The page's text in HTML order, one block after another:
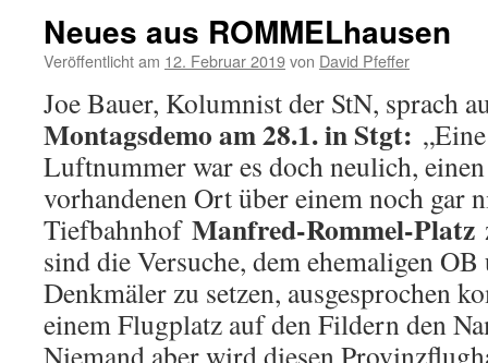
Neues aus ROMMELhausen
Veröffentlicht am 12. Februar 2019von David Pfeffer
Joe Bauer, Kolumnist der StN, sprach
Montagsdemo am 28.1. in Stgt:
Luftnummer war es doch neulich,
vorhandenen Ort über einem noch gar
Tiefbahnhof Manfred-Rommel-Platz
sind die Versuche, dem ehemaligen
Denkmäler zu setzen, ausgesprochen
einem Flugplatz auf den Fildern den
Niemand aber wird diesen